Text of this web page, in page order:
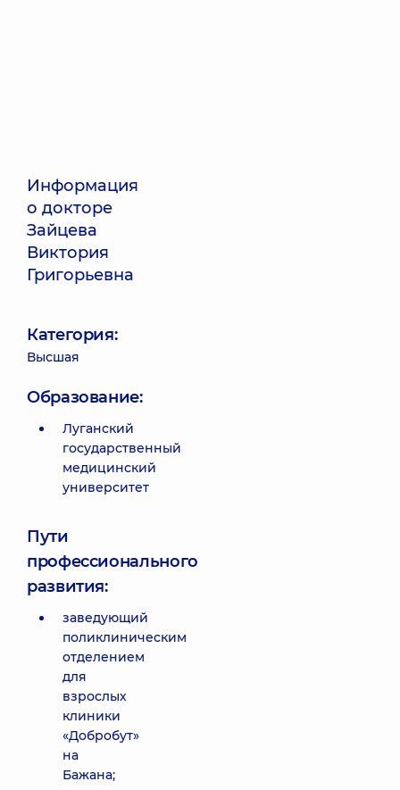
Информация
о докторе
Зайцева
Виктория
Григорьевна
Категория:
Высшая
Образование:
Луганский
государственный
медицинский
университет
Пути
профессионального
развития:
заведующий
поликлиническим
отделением
для
взрослых
клиники
«Добробут»
на
Бажана;